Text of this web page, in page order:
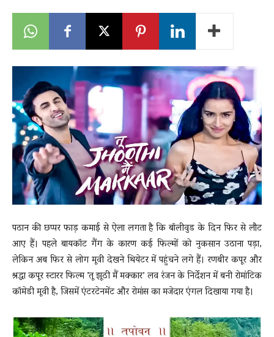
Breaking
News
LIVE
पठान की छप्पर फाड़ कमाई से ऐला लगता है कि बॉलीवुड के दिन फिर से लौट
आए हैं। पहले बायकॉट गैंग के कारण कई फिल्मों को नुकसान उठाना पड़ा,
लेकिन अब फिर से लोग मूवी देखने थियेटर में पहुंचने लगे हैं। रणबीर कपूर और
श्रद्धा कपूर स्टारर फिल्म ’तू झूठी मैं मक्कार’ लव रंजन के निर्देशन में बनी रोमांटिक
कॉमेडी मूवी है, जिसमें एंटरटेनमेंट और रोमांस का मजेदार एंगल दिखाया गया है।